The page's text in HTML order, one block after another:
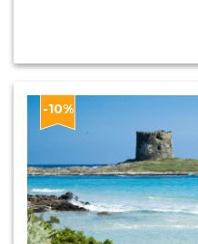
-10%